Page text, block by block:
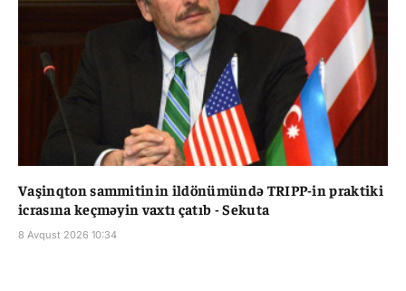
Vaşinqton sammitinin ildönümündə TRIPP-in praktiki
icrasına keçməyin vaxtı çatıb - Sekuta
8 Avqust 2026 10:34